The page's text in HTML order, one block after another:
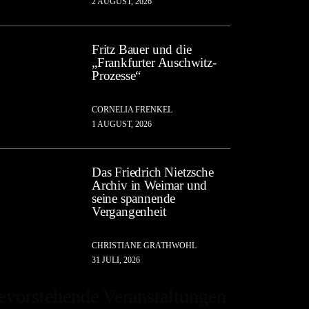
Fritz Bauer und die
„Frankfurter Auschwitz-
Prozesse“
CORNELIA FRENKEL
1 AUGUST, 2026
Das Friedrich Nietzsche
Archiv in Weimar und
seine spannende
Vergangenheit
CHRISTIANE GRATHWOHL
31 JULI, 2026